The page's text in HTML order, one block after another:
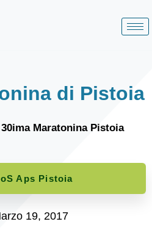
di Pistoia
30ima Maratonina Pistoia
Aps Pistoia
19, 2017